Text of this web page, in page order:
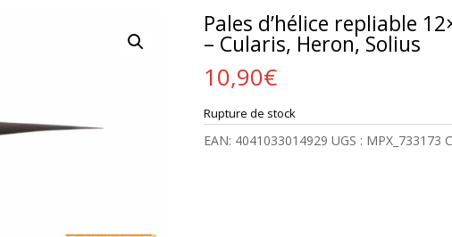
Pales d’hélice repliable
– Cularis, Heron, Solius
10,90€
Rupture de stock
EAN: 4041033014929 UGS : MPX_733173